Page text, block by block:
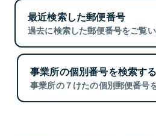
最近検索した郵便番号
過去に検索した郵便番号をご覧い
事業所の個別番号を検索する
事業所の７けたの個別郵便番号